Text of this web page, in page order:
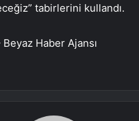
tabirlerini kullandı.
Haber Ajansı